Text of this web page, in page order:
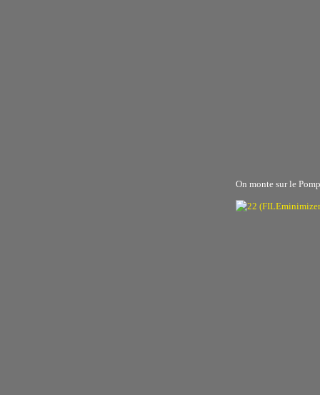
On monte sur le